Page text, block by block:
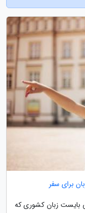
برای سفر
زبان کشوری که